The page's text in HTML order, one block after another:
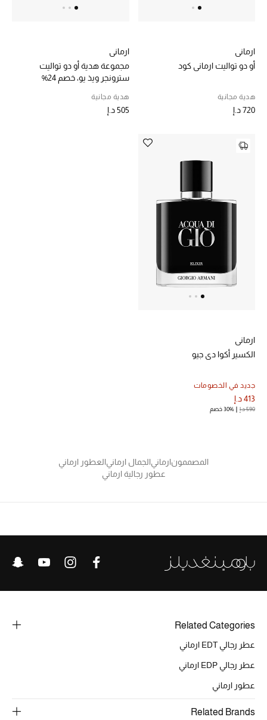
ما وصل حديثاً
ركن أناقة المنتجعات
مستلزمات الأولاد (2 - 14 سنة)
أبرز المصممين
تسوقوا التشكيلة
عرض جميع المنتجات
الديكورات والإكسسوارات
الحمام
أجهزة المطبخ والمنزل
ارماني
أو دو تواليت ارماني كود
هدية مجانية
720 د.إ
ارماني
مجموعة هدية أو دو تواليت
سترونجر ويذ يو، خصم 24%
هدية مجانية
505 د.إ
ارماني
الكسير أكوا دي جيو
جديد في الخصومات
413 د.إ
590 د.إ 30% خصم
المصممونارمانيالجمال ارمانيالعطور ارماني
عطور رجالية ارماني
Related Categories
عطر رجالي EDT ارماني
عطر رجالي EDP ارماني
عطور ارماني
Related Brands